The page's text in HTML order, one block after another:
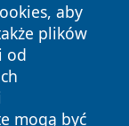
aby
plików
od
mogą być
prawa